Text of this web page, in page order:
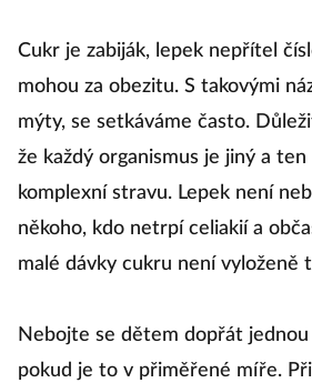
Cukr je zabiják, lepek nepřítel
mohou za obezitu. S takovými
mýty, se setkáváme často.
že každý organismus je jiný a
komplexní stravu. Lepek není
někoho, kdo netrpí celiakií a
malé dávky cukru není vyloženě
Nebojte se dětem dopřát jednou
pokud je to v přiměřené míře.